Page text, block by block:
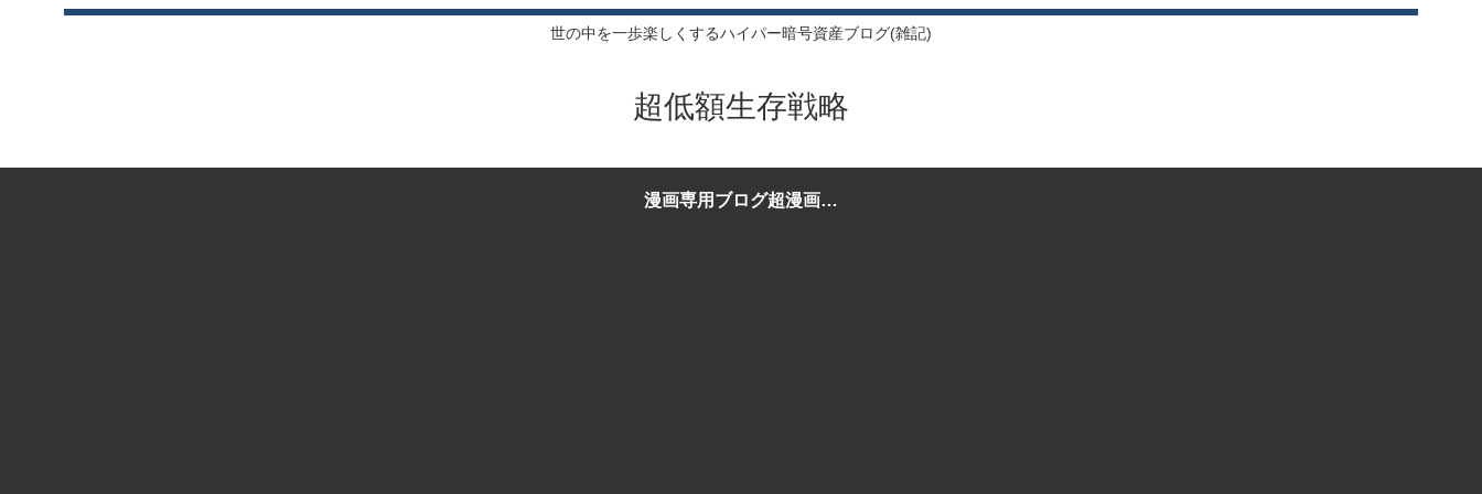
世の中を一歩楽しくするハイパー暗号資産ブログ(雑記)
超低額生存戦略
漫画専用ブログ超漫画生